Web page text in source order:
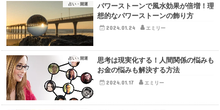
占い・開運
パワーストーンで風水効果が倍増！理
想的なパワーストーンの飾り方
2024.01.24 エミリー
占い・開運
思考は現実化する！人間関係の悩みも
お金の悩みも解決する方法
2024.01.17 エミリー